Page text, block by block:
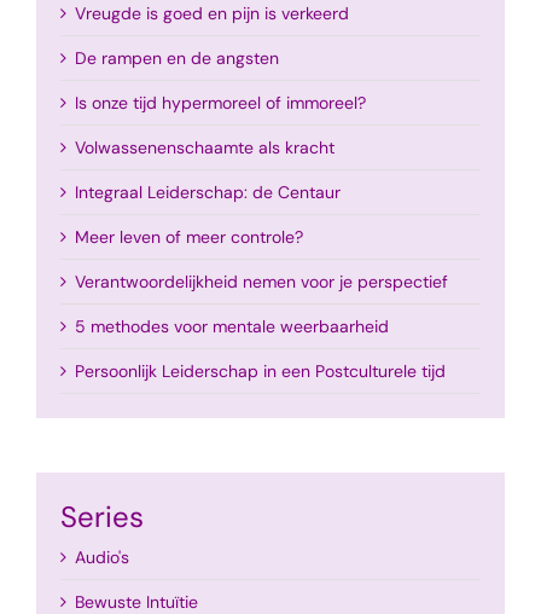
Vreugde is goed en pijn is verkeerd
De rampen en de angsten
Is onze tijd hypermoreel of immoreel?
Volwassenenschaamte als kracht
Integraal Leiderschap: de Centaur
Meer leven of meer controle?
Verantwoordelijkheid nemen voor je perspectief
5 methodes voor mentale weerbaarheid
Persoonlijk Leiderschap in een Postculturele tijd
Series
Audio's
Bewuste Intuïtie